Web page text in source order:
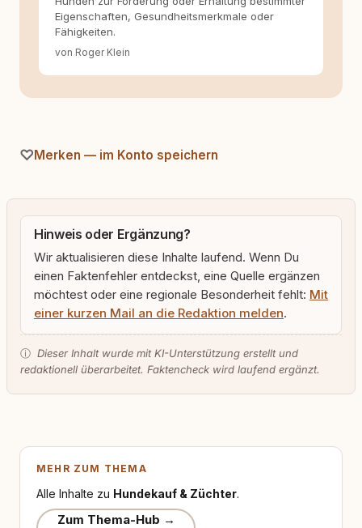
Eigenschaften, Gesundheitsmerkmale oder
Fähigkeiten.
von Roger Klein
Merken — im Konto speichern
Hinweis oder Ergänzung?
Wir aktualisieren diese Inhalte laufend. Wenn Du
einen Faktenfehler entdeckst, eine Quelle ergänzen
möchtest oder eine regionale Besonderheit fehlt: Mit
einer kurzen Mail an die Redaktion melden.
ⓘ Dieser Inhalt wurde mit KI-Unterstützung erstellt und
redaktionell überarbeitet. Faktencheck wird laufend ergänzt.
MEHR ZUM THEMA
Alle Inhalte zu Hundekauf & Züchter.
Zum Thema-Hub →